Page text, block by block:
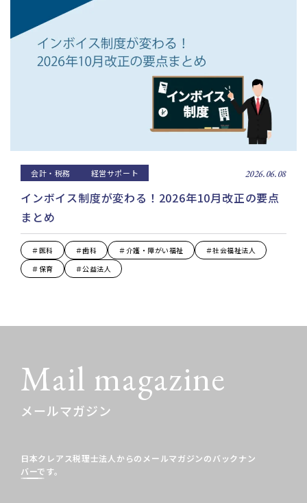
会計・税務 経営サポート 2026.06.08
インボイス制度が変わる！2026年10月改正の要点
まとめ
＃医科 ＃歯科 ＃介護・障がい福祉
＃社会福祉法人
＃保育
＃公益法人
Mail magazine
メールマガジン
日本クレアス税理士法人からのメールマガジンのバックナン
バーです。